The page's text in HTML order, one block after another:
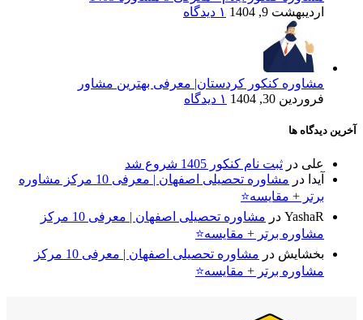
اردیبهشت 9, 1404
۱ دیدگاه
مشاوره کنکور کردستان| معرفی بهترین مشاور
فروردین 30, 1404
۱ دیدگاه
آخرین دیدگاه ها
علی در ثبت نام کنکور 1405 شروع شد
آیدا در
مشاوره تحصیلی اصفهان | معرفی 10 مرکز مشاوره
برتر + مقایسه⭐
YashaR در
مشاوره تحصیلی اصفهان | معرفی 10 مرکز
مشاوره برتر + مقایسه⭐
بخشایش در
مشاوره تحصیلی اصفهان | معرفی 10 مرکز
مشاوره برتر + مقایسه⭐